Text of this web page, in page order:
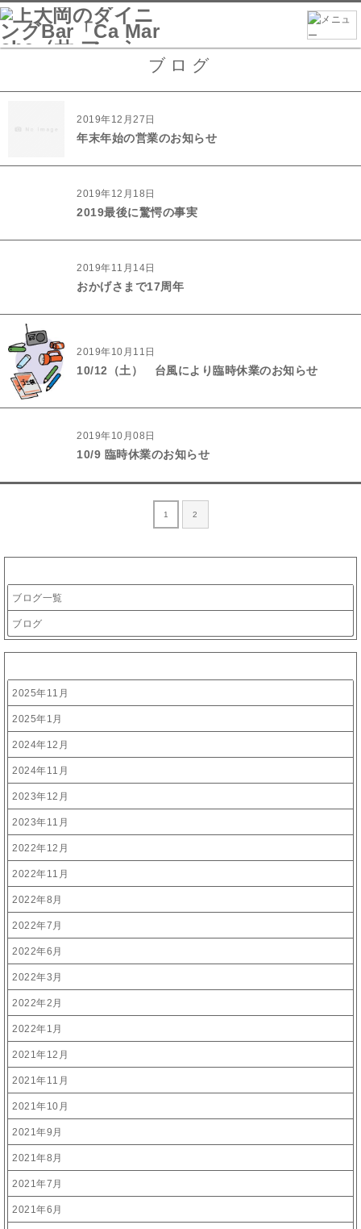
ブログ
2019年12月27日
年末年始の営業のお知らせ
2019年12月18日
2019最後に驚愕の事実
2019年11月14日
おかげさまで17周年
2019年10月11日
10/12（土） 台風により臨時休業のお知らせ
2019年10月08日
10/9 臨時休業のお知らせ
1 2
ブログ一覧
ブログ
2025年11月
2025年1月
2024年12月
2024年11月
2023年12月
2023年11月
2022年12月
2022年11月
2022年8月
2022年7月
2022年6月
2022年3月
2022年2月
2022年1月
2021年12月
2021年11月
2021年10月
2021年9月
2021年8月
2021年7月
2021年6月